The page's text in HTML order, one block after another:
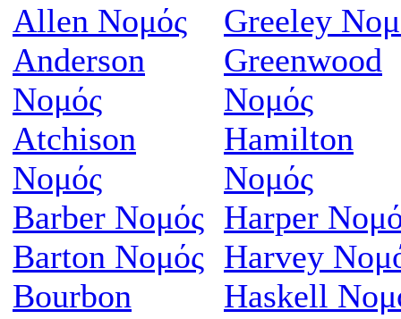
Allen Νομός
Anderson
Νομός
Atchison
Νομός
Barber Νομός
Barton Νομός
Bourbon
Greeley
Greenwood
Νομός
Hamilton
Νομός
Harper
Harvey
Haskell